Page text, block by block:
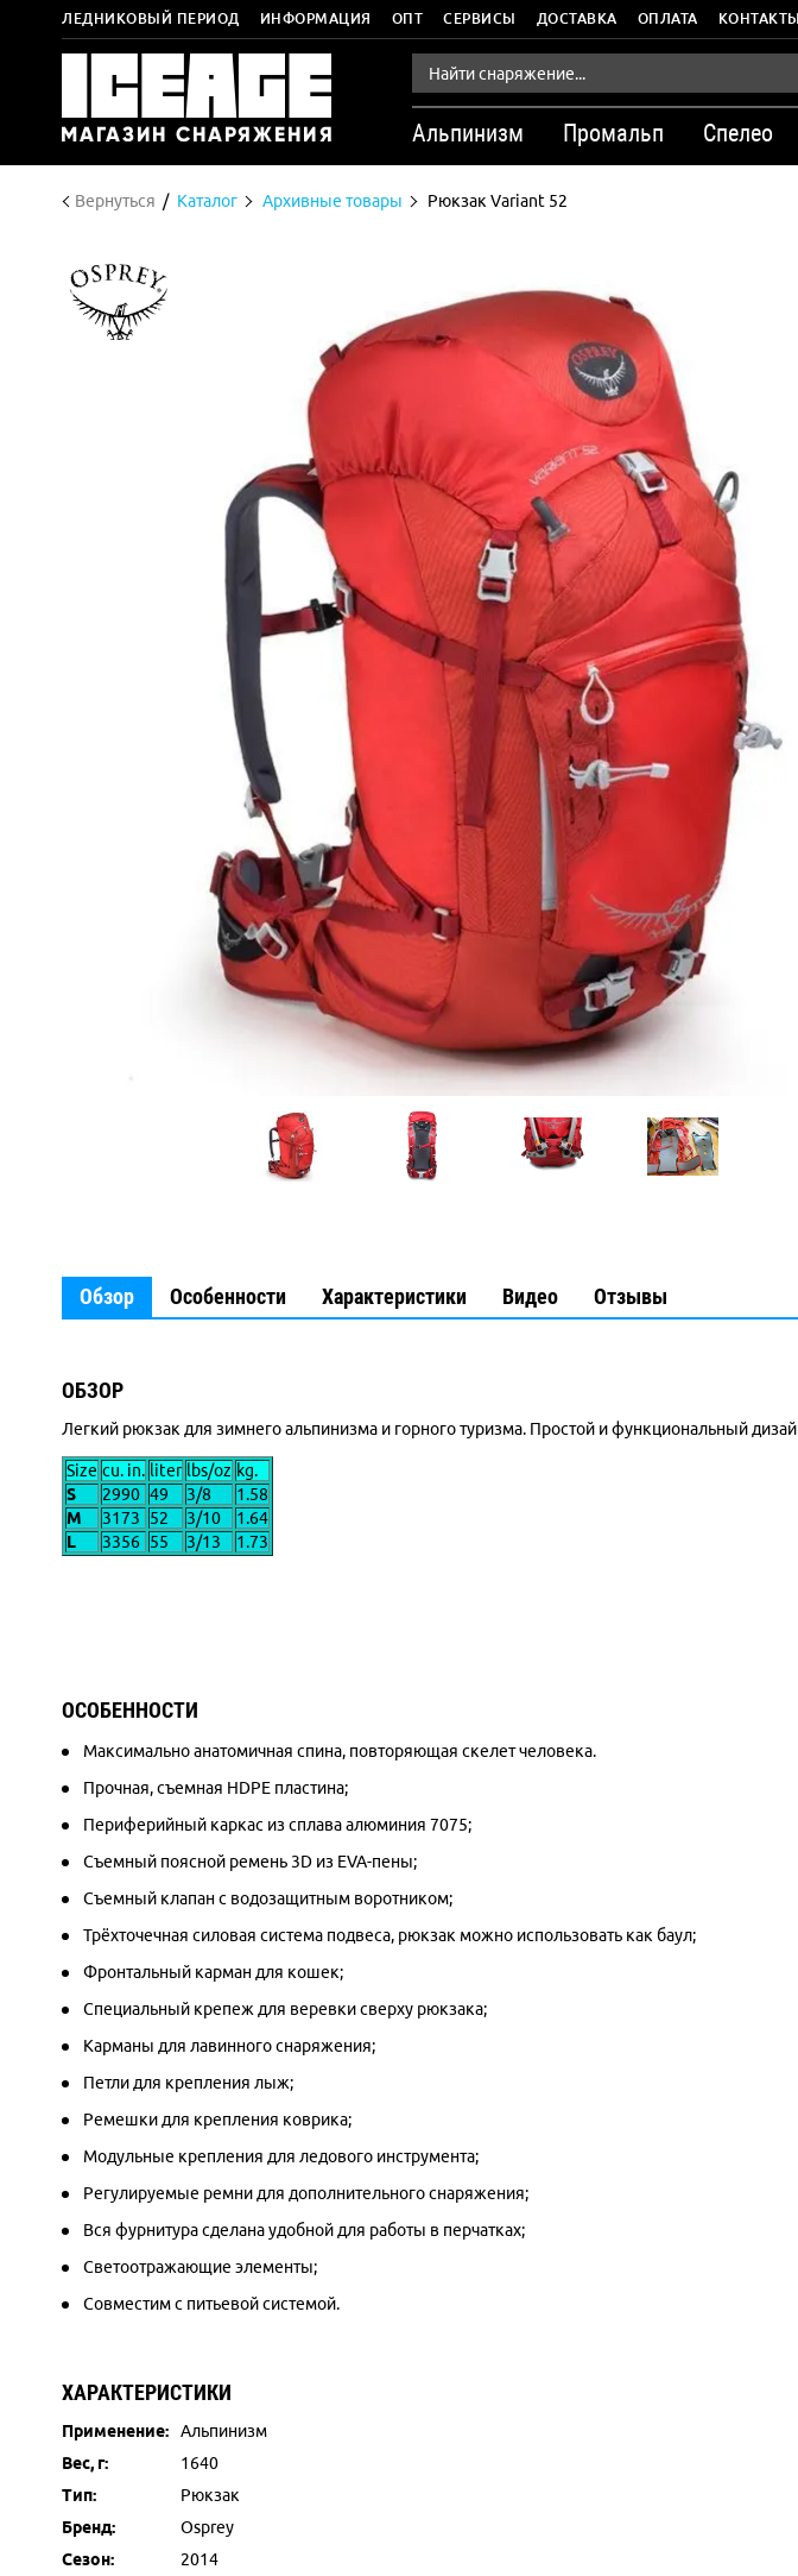
ЛЕДНИКОВЫЙ ПЕРИОД ИНФОРМАЦИЯ ОПТ СЕРВИСЫ ДОСТАВКА ОПЛАТА КОНТАКТЫ
Альпинизм Промальп Спелео
Вернуться Каталог Архивные товары Рюкзак Variant 52
Обзор Особенности Характеристики Видео Отзывы
ОБЗОР
Легкий рюкзак для зимнего альпинизма и горного туризма. Простой и функциональный
Size cu. in. liter lbs/oz kg.
S
2990 49 3/8
1.58
M
3173 52 3/10
1.64
L
3356 55 3/13 1.73
ОСОБЕННОСТИ
Максимально анатомичная спина, повторяющая скелет человека.
Прочная, съемная HDPE пластина;
Периферийный каркас из сплава алюминия 7075;
Съемный поясной ремень 3D из EVA-пены;
Съемный клапан с водозащитным воротником;
Трёхточечная силовая система подвеса, рюкзак можно использовать как баул;
Фронтальный карман для кошек;
Специальный крепеж для веревки сверху рюкзака;
Карманы для лавинного снаряжения;
Петли для крепления лыж;
Ремешки для крепления коврика;
Модульные крепления для ледового инструмента;
Регулируемые ремни для дополнительного снаряжения;
Вся фурнитура сделана удобной для работы в перчатках;
Светоотражающие элементы;
Совместим с питьевой системой.
ХАРАКТЕРИСТИКИ
Применение:
Альпинизм
Вес, г:
1640
Тип:
Рюкзак
Бренд:
Osprey
Сезон:
2014